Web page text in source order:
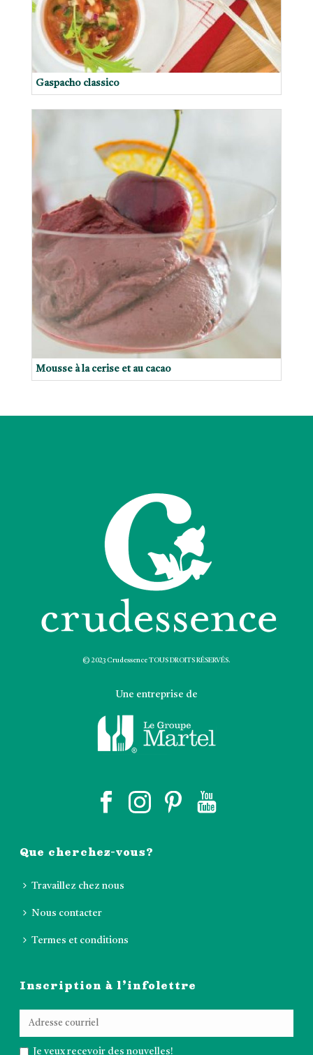
Gaspacho classico
Mousse à la cerise et au cacao
© 2023 Crudessence TOUS DROITS RÉSERVÉS.
Une entreprise de
Que cherchez-vous?
Travaillez chez nous
Nous contacter
Termes et conditions
Inscription à l’infolettre
Je veux recevoir des nouvelles!